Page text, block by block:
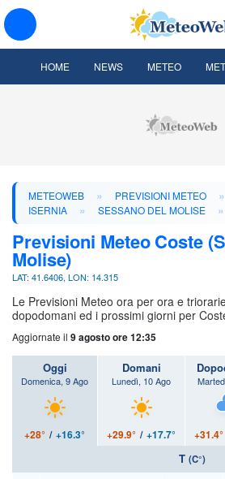
HOME NEWS METEO
METEOWEB » PREVISIONI METEO »
ISERNIA » SESSANO DEL MOLISE »
Previsioni Meteo Coste
Molise)
LAT: 41.6406, LON: 14.315
Le Previsioni Meteo ora per ora e
dopodomani ed i prossimi giorni per
Aggiornate il 9 agosto ore 12:35
Oggi
Domenica, 9 Ago
+28° / +16.3°
Domani
Lunedì, 10 Ago
+29.9° / +17.7° +31.4°
T (C°)